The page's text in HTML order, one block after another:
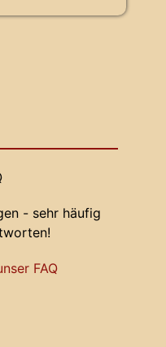
- sehr häufig
FAQ